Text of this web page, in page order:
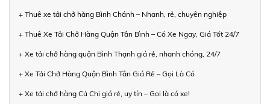
+ Thuê xe tải chở hàng Bình Chánh – Nhanh, rẻ, chuyên nghiệp
+ Thuê Xe Tải Chở Hàng Quận Tân Bình – Có Xe Ngay, Giá Tốt 24/7
+ Xe tải chở hàng quận Bình Thạnh giá rẻ, nhanh chóng, 24/7
+ Xe Tải Chở Hàng Quận Bình Tân Giá Rẻ – Gọi Là Có
+ Xe tải chở hàng Củ Chi giá rẻ, uy tín – Gọi là có xe!